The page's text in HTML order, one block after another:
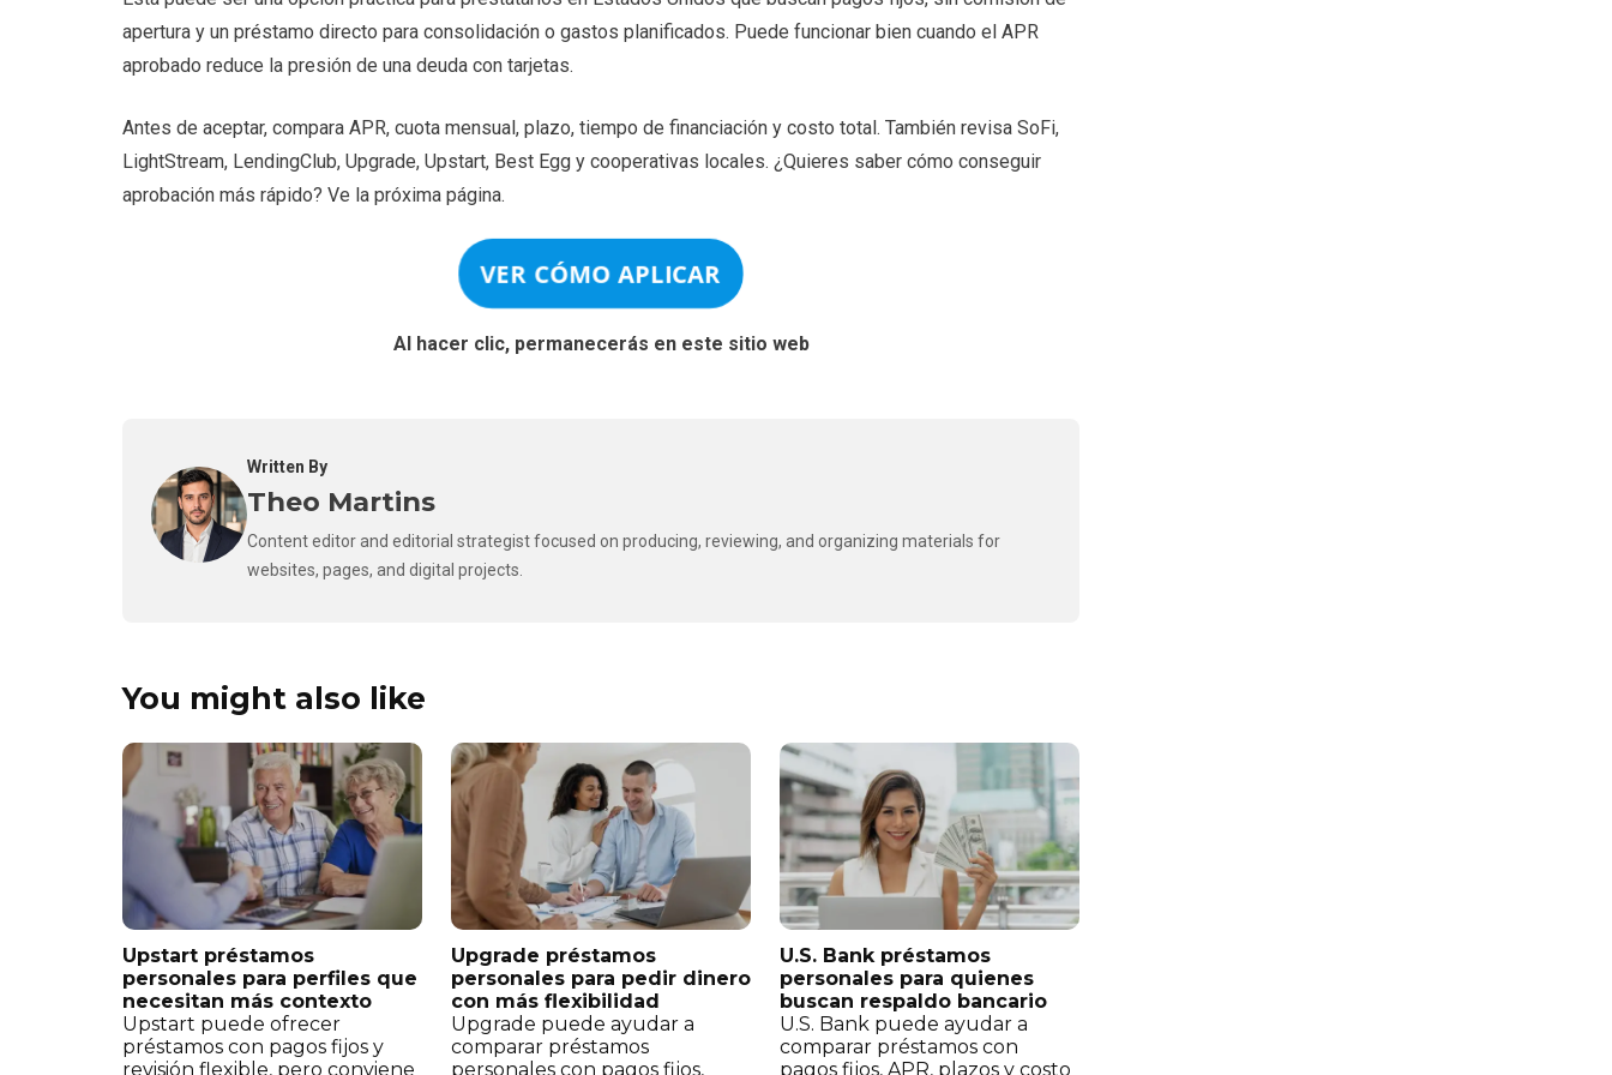
apertura y un préstamo directo para consolidación o gastos planificados. Puede funcionar bien cuando el APR
aprobado reduce la presión de una deuda con tarjetas.
Antes de aceptar, compara APR, cuota mensual, plazo, tiempo de financiación y costo total. También revisa SoFi,
LightStream, LendingClub, Upgrade, Upstart, Best Egg y cooperativas locales. ¿Quieres saber cómo conseguir
aprobación más rápido? Ve la próxima página.
VER CÓMO APLICAR
Al hacer clic, permanecerás en este sitio web
Written By
Theo Martins
Content editor and editorial strategist focused on producing, reviewing, and organizing materials for
websites, pages, and digital projects.
You might also like
Upstart préstamos
personales para perfiles que
necesitan más contexto
Upstart puede ofrecer
préstamos con pagos fijos y
revisión flexible, pero conviene
Upgrade préstamos
personales para pedir dinero
con más flexibilidad
Upgrade puede ayudar a
comparar préstamos
personales con pagos fijos,
U.S. Bank préstamos
personales para quienes
buscan respaldo bancario
U.S. Bank puede ayudar a
comparar préstamos con
pagos fijos, APR, plazos y costo